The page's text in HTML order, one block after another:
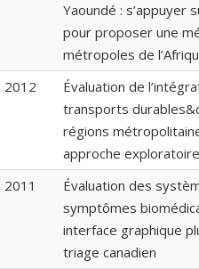
Yaoundé : s’appuyer
pour proposer une
métropoles de
2012
Évaluation de
transports
régions
approche exploratoire
2011
Évaluation des
symptômes
interface graphique
triage canadien